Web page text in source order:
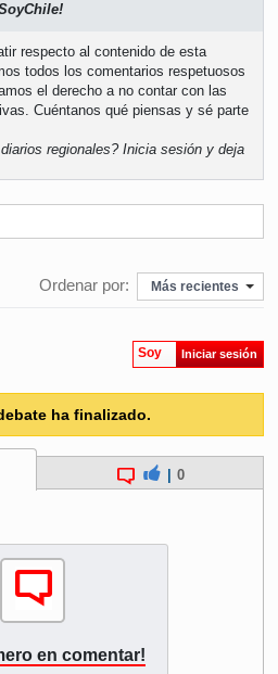
respecto al contenido de esta
todos los comentarios respetuosos
el derecho a no contar con las
Cuéntanos qué piensas y sé parte
regionales?Inicia sesión y deja
Ordenar por: Más recientes
Soy Iniciar sesión
ha finalizado.
0
en comentar!